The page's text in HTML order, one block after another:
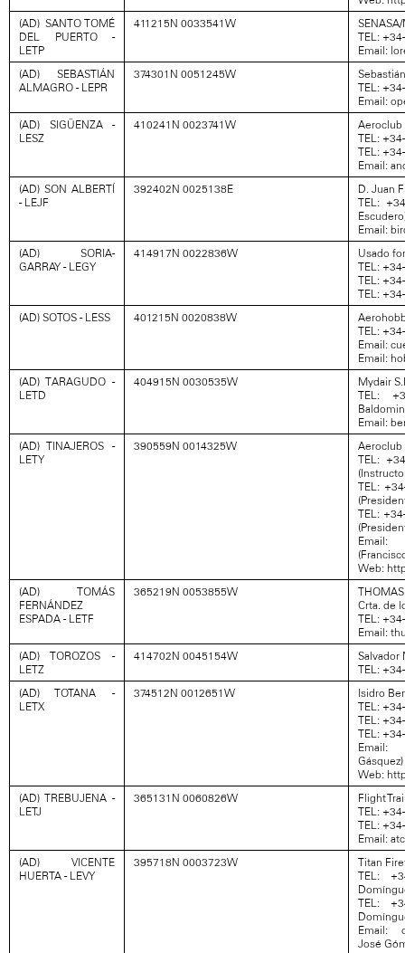
(AD) SANTO TOMÉ
DEL PUERTO -
LETP
411215N 0033541W
TEL:
Email:
(AD) SEBASTIÁN
ALMAGRO - LEPR
374301N 0051245W
TEL:
Email:
(AD) SIGÜENZA -
LESZ
410241N 0023741W
Aeroclub
TEL:
TEL:
Email:
(AD) SON ALBERTÍ
- LEJF
392402N 0025138E
D. Juan
TEL:
Email:
(AD) SORIA-
GARRAY - LEGY
414917N 0022836W
Usado
TEL:
TEL:
TEL:
(AD) SOTOS - LESS
401215N 0020838W
TEL:
Email:
Email:
(AD) TARAGUDO -
LETD
404915N 0030535W
Mydair
TEL:
Email:
(AD) TINAJEROS -
LETY
390559N 0014325W
Aeroclub
TEL:
TEL:
TEL:
Email:
Web:
(AD) TOMÁS
FERNÁNDEZ
ESPADA - LETF
365219N 0053855W
THOMAS
Crta. de
TEL:
Email:
(AD) TOROZOS -
LETZ
414702N 0045154W
Salvador
TEL:
(AD) TOTANA -
LETX
374512N 0012651W
Isidro
TEL:
TEL:
TEL:
Email:
Gásquez)
Web:
(AD) TREBUJENA -
LETJ
365131N 0060826W
Flight
TEL:
TEL:
Email:
(AD) VICENTE
HUERTA - LEVY
395718N 0003723W
Titan
TEL:
TEL:
Email:
José